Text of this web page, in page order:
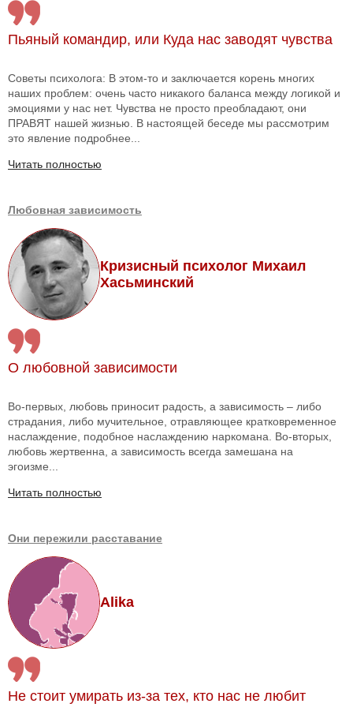
Пьяный командир, или Куда нас заводят чувства
Советы психолога: В этом-то и заключается корень многих
наших проблем: очень часто никакого баланса между логикой и
эмоциями у нас нет. Чувства не просто преобладают, они
ПРАВЯТ нашей жизнью. В настоящей беседе мы рассмотрим
это явление подробнее...
Читать полностью
Любовная зависимость
Кризисный психолог Михаил
Хасьминский
О любовной зависимости
Во-первых, любовь приносит радость, а зависимость – либо
страдания, либо мучительное, отравляющее кратковременное
наслаждение, подобное наслаждению наркомана. Во-вторых,
любовь жертвенна, а зависимость всегда замешана на
эгоизме...
Читать полностью
Они пережили расставание
Alika
Не стоит умирать из-за тех, кто нас не любит